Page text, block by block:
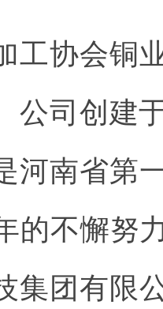
工协会铜
公司创建
河南省第
的不懈努
集团有限